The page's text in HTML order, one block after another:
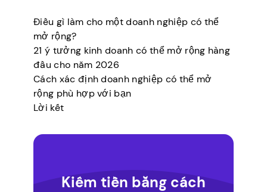
Điều gì làm cho một doanh nghiệp có thể
mở rộng?
21 ý tưởng kinh doanh có thể mở rộng hàng
đầu cho năm 2026
Cách xác định doanh nghiệp có thể mở
rộng phù hợp với bạn
Lời kết
Kiếm tiền bằng cách